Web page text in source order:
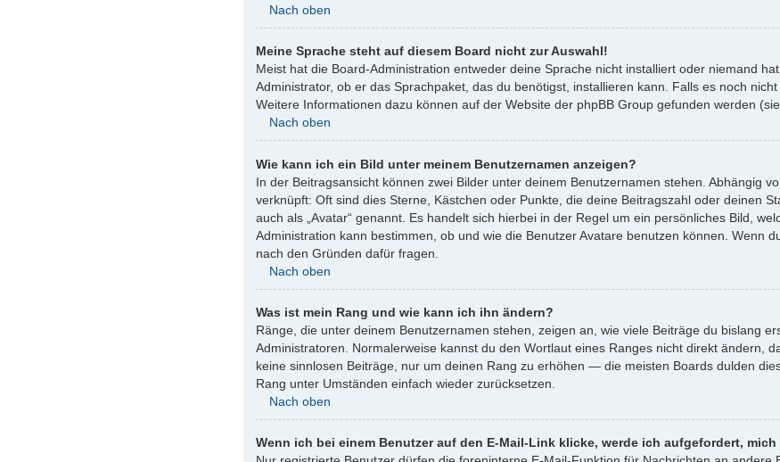
Nach oben
Meine Sprache steht auf diesem Board nicht zur Auswahl!
Meist hat die Board-Administration entweder deine Sprache nicht installiert oder niemand
Administrator, ob er das Sprachpaket, das du benötigst, installieren kann. Falls es noch
Weitere Informationen dazu können auf der Website der phpBB Group gefunden werden
Nach oben
Wie kann ich ein Bild unter meinem Benutzernamen anzeigen?
In der Beitragsansicht können zwei Bilder unter deinem Benutzernamen stehen. Abhängig
verknüpft: Oft sind dies Sterne, Kästchen oder Punkte, die deine Beitragszahl oder deinen
auch als „Avatar“ genannt. Es handelt sich hierbei in der Regel um ein persönliches Bild,
Administration kann bestimmen, ob und wie die Benutzer Avatare benutzen können. Wenn
nach den Gründen dafür fragen.
Nach oben
Was ist mein Rang und wie kann ich ihn ändern?
Ränge, die unter deinem Benutzernamen stehen, zeigen an, wie viele Beiträge du bislang
Administratoren. Normalerweise kannst du den Wortlaut eines Ranges nicht direkt ändern,
keine sinnlosen Beiträge, nur um deinen Rang zu erhöhen — die meisten Boards dulden
Rang unter Umständen einfach wieder zurücksetzen.
Nach oben
Wenn ich bei einem Benutzer auf den E-Mail-Link klicke, werde ich aufgefordert, mich